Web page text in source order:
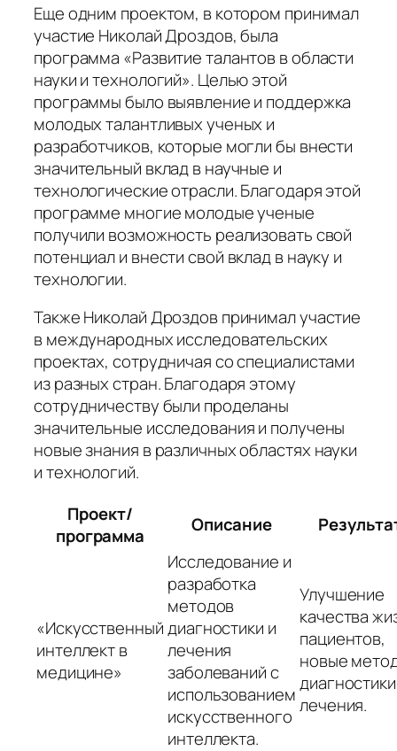
Еще одним проектом, в котором принимал
участие Николай Дроздов, была
программа «Развитие талантов в области
науки и технологий». Целью этой
программы было выявление и поддержка
молодых талантливых ученых и
разработчиков, которые могли бы внести
значительный вклад в научные и
технологические отрасли. Благодаря этой
программе многие молодые ученые
получили возможность реализовать свой
потенциал и внести свой вклад в науку и
технологии.
Также Николай Дроздов принимал участие
в международных исследовательских
проектах, сотрудничая со специалистами
из разных стран. Благодаря этому
сотрудничеству были проделаны
значительные исследования и получены
новые знания в различных областях науки
и технологий.
Проект/
программа
Описание
«Искусственный
интеллект в
медицине»
Исследование и
разработка
методов
диагностики и
лечения
заболеваний с
использованием
искусственного
интеллекта.
Улучшение
качества
пациентов,
новые
лечения.